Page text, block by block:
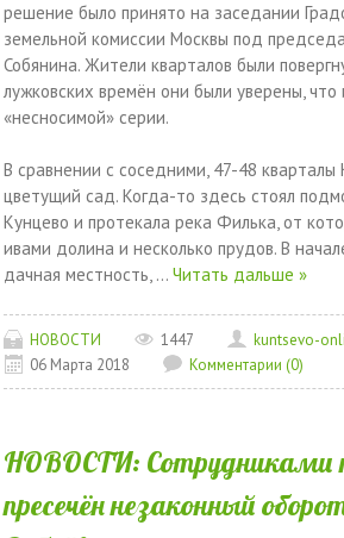
решение было принято на заседании
земельной комиссии Москвы под
Собянина. Жители кварталов были
лужковских времён они были уверены,
«несносимой» серии.
В сравнении с соседними, 47-48
цветущий сад. Когда-то здесь стоял
Кунцево и протекала река Филька, от
ивами долина и несколько прудов. В
дачная местность, ... Читать дальше »
НОВОСТИ 1447
kuntsevo-
06 Марта 2018
Комментарии (0)
НОВОСТИ: Сотрудниками
пресечён незаконный